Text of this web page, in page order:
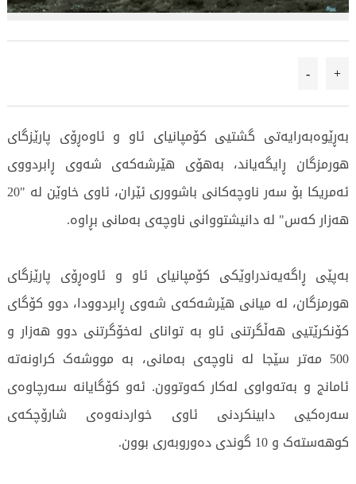
+
-
بەڕێوەبەرایەتی گشتیی کۆمپانیای ئاو و ئاوەڕۆی پارێزگای
هورمزگان ڕایگەیاند، بەهۆی هێرشەکەی شەوی ڕابردووی
ئەمریکا بۆ سەر ناوچەکانی باشووری ئێران، ئاوی خاوێن لە "20
هەزار کەس" لە دانیشتووانی ناوچەی بەمانی بڕاوە.
بەپێی ڕاگەیەندراوێکی کۆمپانیای ئاو و ئاوەڕۆی پارێزگای
هورمزگان، لە میانی هێرشەکەی شەوی ڕابردوودا، دوو کۆگای
کۆنکرێتیی هەڵگرتنی ئاو بە توانای لەخۆگرتنی دوو هەزار و
500 مەتر سێجا لە ناوچەی بەمانی، بە مووشەک کراونەتە
ئامانج و بەتەواوی لەکار کەوتوون. ئەو کۆگایانە سەرچاوەی
سەرەکیی دابینکردنی ئاوی خواردنەوەی شارۆچکەی
کوهەستەک و 10 گوندی دەوروبەری بوون.